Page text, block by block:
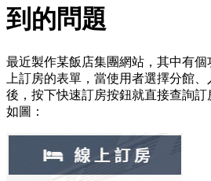
到的問題
最近製作某飯店集團網站，其中有
上訂房的表單，當使用者選擇分館
後，按下快速訂房按鈕就直接查詢訂
如圖：